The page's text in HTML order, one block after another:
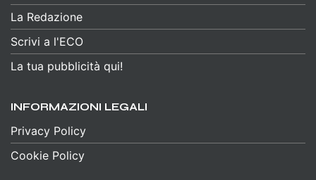
La Redazione
Scrivi a l'ECO
La tua pubblicità qui!
INFORMAZIONI LEGALI
Privacy Policy
Cookie Policy